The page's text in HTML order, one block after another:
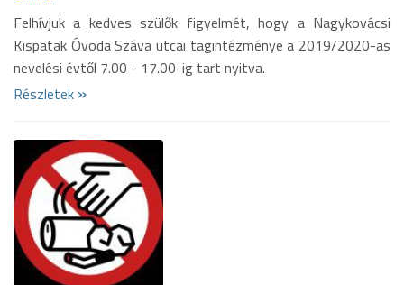
Felhívjuk a kedves szülők figyelmét, hogy a Nagykovácsi
Kispatak Óvoda Száva utcai tagintézménye a 2019/2020-as
nevelési évtől 7.00 - 17.00-ig tart nyitva.
Részletek »